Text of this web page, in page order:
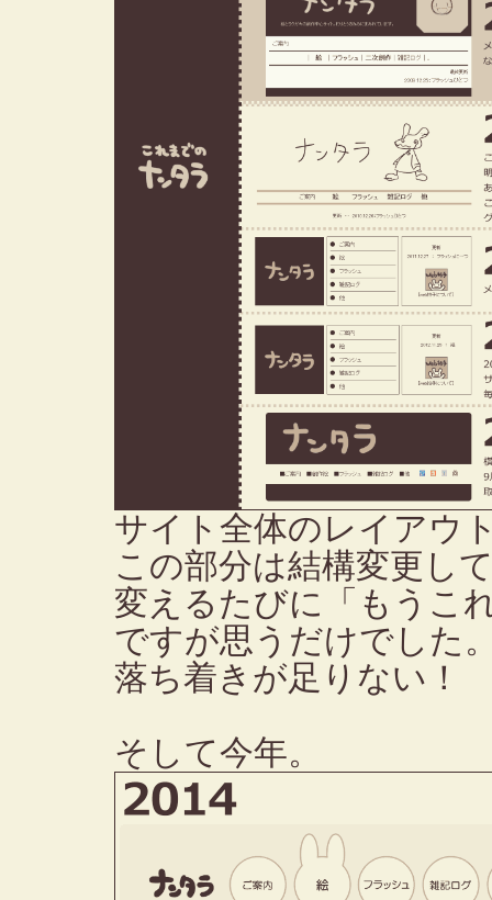
サイト全体のレイアウ
この部分は結構変更し
変えるたびに「もうこ
ですが思うだけでした
落ち着きが足りない！
そして今年。